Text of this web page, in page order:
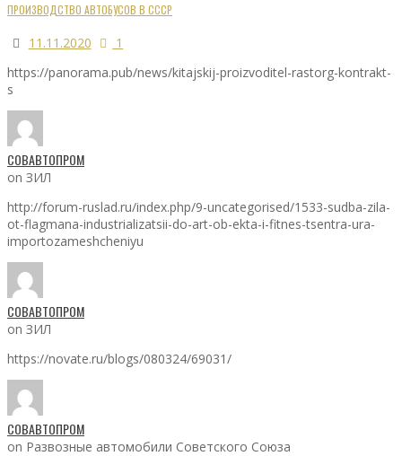
ПРОИЗВОДСТВО АВТОБУСОВ В СССР
11.11.2020
1
https://panorama.pub/news/kitajskij-proizvoditel-rastorg-kontrakt-
s
СОВАВТОПРОМ
on ЗИЛ
http://forum-ruslad.ru/index.php/9-uncategorised/1533-sudba-zila-
ot-flagmana-industrializatsii-do-art-ob-ekta-i-fitnes-tsentra-ura-
importozameshcheniyu
СОВАВТОПРОМ
on ЗИЛ
https://novate.ru/blogs/080324/69031/
СОВАВТОПРОМ
on Развозные автомобили Советского Союза